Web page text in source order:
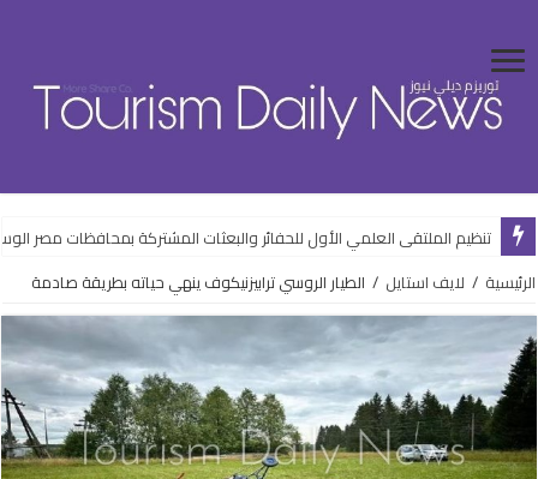
تنظيم الملتقى العلمي الأول للحفائر والبعثات المشتركة بمحافظات مصر
الرئيسية / لايف استايل / الطيار الروسي ترابيزنيكوف ينهي حياته بطريقة صادمة